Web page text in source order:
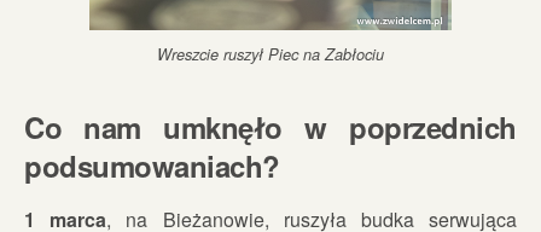
Wreszcie ruszył Piec na Zabłociu
Co nam umknęło w poprzednich
podsumowaniach?
1 marca, na Bieżanowie, ruszyła budka serwująca